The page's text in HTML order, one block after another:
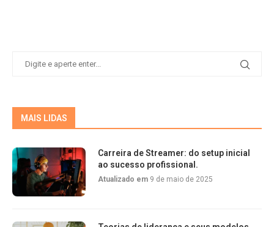
MAIS LIDAS
Carreira de Streamer: do setup inicial
ao sucesso profissional.
Atualizado em 9 de maio de 2025